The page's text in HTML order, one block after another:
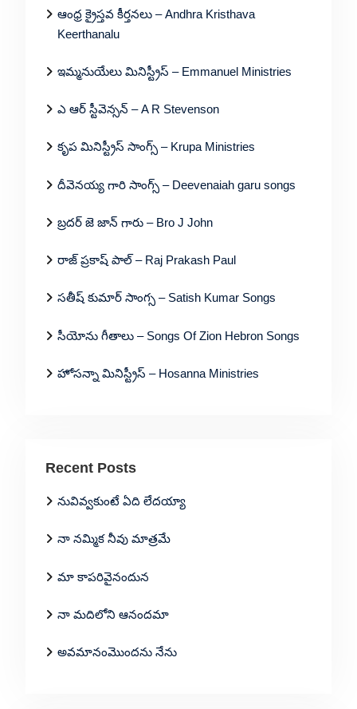
ఆంధ్ర క్రైస్తవ కీర్తనలు – Andhra Kristhava
Keerthanalu
ఇమ్మనుయేలు మినిస్ట్రీస్ – Emmanuel Ministries
ఎ ఆర్ స్టీవెన్సన్ – A R Stevenson
కృప మినిస్ట్రీస్ సాంగ్స్ – Krupa Ministries
దీవెనయ్య గారి సాంగ్స్ – Deevenaiah garu songs
బ్రదర్ జె జాన్ గారు – Bro J John
రాజ్ ప్రకాష్ పాల్ – Raj Prakash Paul
సతీష్ కుమార్ సాంగ్స – Satish Kumar Songs
సీయోను గీతాలు – Songs Of Zion Hebron Songs
హోసన్నా మినిస్ట్రీస్ – Hosanna Ministries
Recent Posts
నువివ్వకుంటే ఏది లేదయ్యా
నా నమ్మిక నీవు మాత్రమే
మా కాపరివైనందున
నా మదిలోని ఆనందమా
అవమానంమొందను నేను